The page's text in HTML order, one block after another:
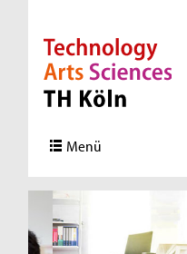
Direkt zur Hauptnavigation
Direkt zur Subnavigation
Direkt zum Inhalt
Direkt zum Fußbereich
Menü